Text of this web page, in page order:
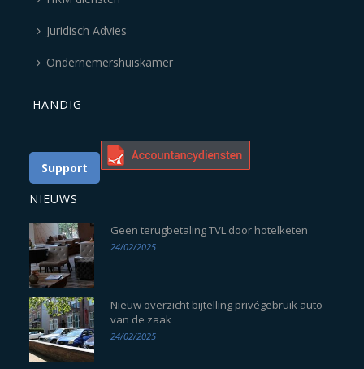
Juridisch Advies
Ondernemershuiskamer
HANDIG
Support
NIEUWS
Geen terugbetaling TVL door hotelketen
24/02/2025
Nieuw overzicht bijtelling privégebruik auto
van de zaak
24/02/2025